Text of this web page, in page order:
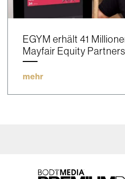
EGYM erhält 41
Mayfair Equity Partners
mehr